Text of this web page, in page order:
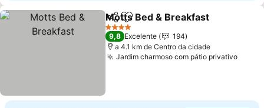
PartilharAdicionar aos favoritos
Motts Bed & Breakfast
4 Estrelas
9,8 Excelente
194
a 4.1 km de Centro da cidade
Jardim charmoso com pátio privativoVer